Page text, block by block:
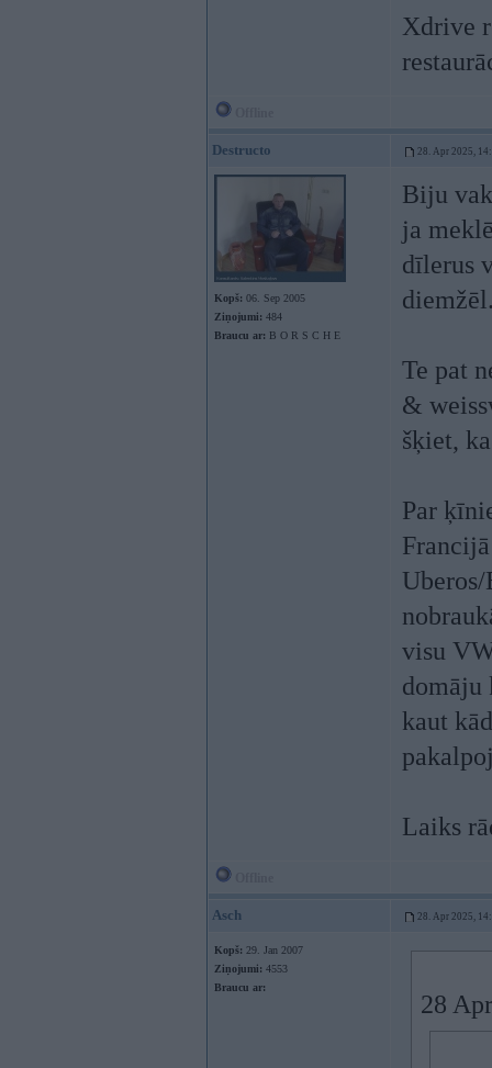
Xdrive
Destructo 28. Apr 2025,
Kopš: 06. Sep 2005
Ziņojumi: 484
Braucu ar: B O R S C H E
Biju
ja
dīlerus
Te pat
&
šķiet,
Par
visu
domāju
kaut
Laiks
Asch 28. Apr 2025,
Kopš: 29. Jan 2007
Ziņojumi: 4553
Braucu ar:
28